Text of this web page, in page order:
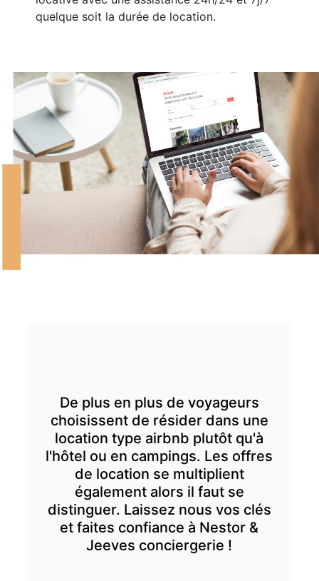
quelque soit la durée de location.
De plus en plus de voyageurs
choisissent de résider dans une
location type airbnb plutôt qu'à
l'hôtel ou en campings. Les offres
de location se multiplient
également alors il faut se
distinguer. Laissez nous vos clés
et faites confiance à Nestor &
Jeeves conciergerie !